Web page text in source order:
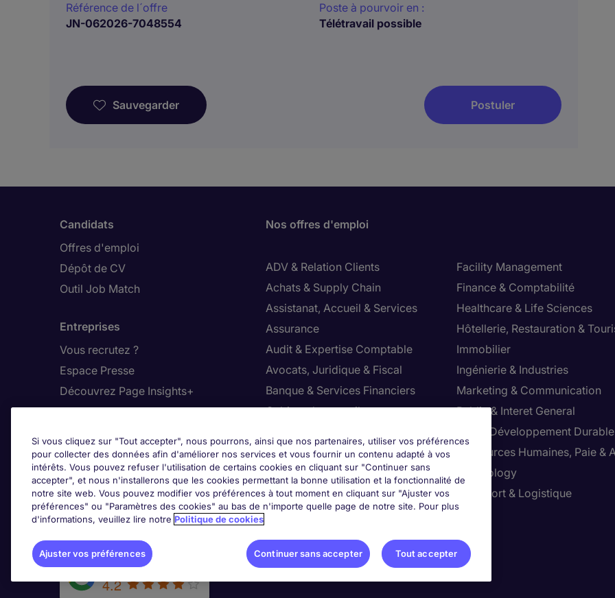
Référence de l´offre
JN-062026-7048554
Poste à pourvoir en :
Télétravail possible
Sauvegarder Postuler
Candidats
Offres d'emploi
Dépôt de CV
Outil Job Match
Entreprises
Vous recrutez ?
Espace Presse
Découvrez Page Insights+
Nos bureaux en France
Nous contacter
Nous rejoindre
Google Rating
4.2
Nos offres d'emploi
ADV & Relation Clients
Achats & Supply Chain
Assistanat, Accueil & Services
Assurance
Audit & Expertise Comptable
Avocats, Juridique & Fiscal
Banque & Services Financiers
Cabinet de conseil
Construction
Dirigeants
Distribution & Commerce
Facility Management
Finance & Comptabilité
Healthcare & Life Sciences
Hôtellerie, Restauration &
Immobilier
Ingénierie & Industries
Marketing & Communication
Public & Interet General
RSE & Développement Durable
Ressources Humaines, Paie &
Technology
Transport & Logistique
Si vous cliquez sur "Tout accepter", nous pourrons, ainsi que nos partenaires, utiliser vos préférences
pour collecter des données afin d'améliorer nos services et vous fournir un contenu adapté à vos
intérêts. Vous pouvez refuser l'utilisation de certains cookies en cliquant sur "Continuer sans
accepter", et nous n'installerons que les cookies permettant la bonne utilisation et la fonctionnalité de
notre site web. Vous pouvez modifier vos préférences à tout moment en cliquant sur "Ajuster vos
préférences" ou "Paramètres des cookies" au bas de n'importe quelle page de notre site. Pour plus
d'informations, veuillez lire notre Politique de cookies
Ajuster vos préférences Continuer sans accepter Tout accepter